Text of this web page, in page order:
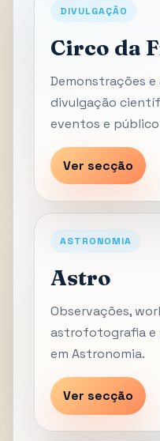
DIVULGAÇÃO
Circo da
Demonstrações
divulgação
eventos e
Ver secção
ASTRONOMIA
Astro
Observações,
astrofotografia e
em Astronomia.
Ver secção